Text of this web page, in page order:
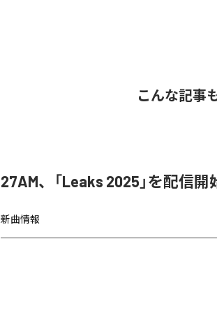
こんな記事
27AM、「Leaks 2025」を配信開
新曲情報